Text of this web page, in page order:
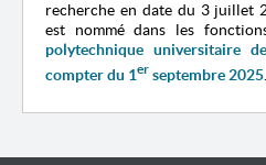
recherche en date du 3 juillet
est nommé dans les
polytechnique universitaire
compter du 1er septembre 2025